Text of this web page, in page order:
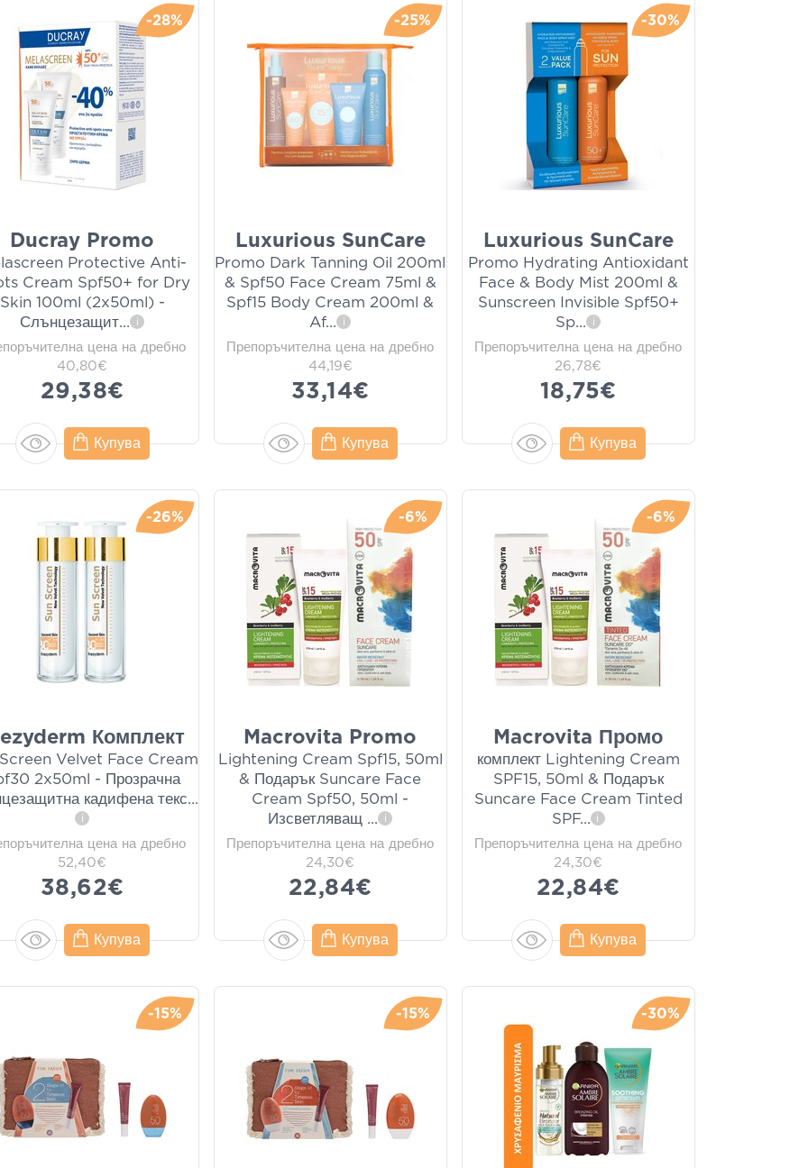
-28%
Ducray Promo
Protective Anti-
Cream Spf50+ for Dry
Skin 100ml (2x50ml) -
Слънцезащит... i
цена на дребно
40,80€
29,38€
Купува
-25%
Luxurious SunCare
Promo Dark Tanning Oil 200ml
& Spf50 Face Cream 75ml &
Spf15 Body Cream 200ml &
Af... i
Препоръчителна цена на дребно
44,19€
33,14€
Купува
-30%
Luxurious SunCare
Promo Hydrating Antioxidant
Face & Body Mist 200ml &
Sunscreen Invisible Spf50+
Sp... i
Препоръчителна цена на дребно
26,78€
18,75€
Купува
-26%
Комплект
Velvet Face Cream
2x50ml - Прозрачна
кадифена текс...
i
цена на дребно
52,40€
38,62€
Купува
-6%
Macrovita Promo
Lightening Cream Spf15, 50ml
& Подарък Suncare Face
Cream Spf50, 50ml -
Изсветляващ ... i
Препоръчителна цена на дребно
24,30€
22,84€
Купува
-6%
Macrovita Промо
комплект​​​​​​​ Lightening Cream
SPF15, 50ml & Подарък
Suncare Face Cream Tinted
SPF... i
Препоръчителна цена на дребно
24,30€
22,84€
Купува
-15% -15% -30%